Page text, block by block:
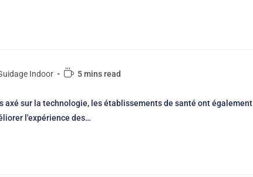
Indoor 5 mins read
axé sur la technologie, les établissements de santé ont également
l'expérience des…